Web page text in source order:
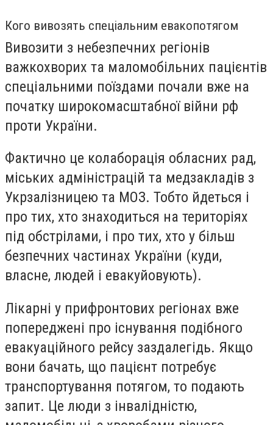
Кого вивозять спеціальним евакопотягом
Вивозити з небезпечних регіонів
важкохворих та маломобільних пацієнтів
спеціальними поїздами почали вже на
початку широкомасштабної війни рф
проти України.
Фактично це колаборація обласних рад,
міських адміністрацій та медзакладів з
Укрзалізницею та МОЗ. Тобто йдеться і
про тих, хто знаходиться на територіях
під обстрілами, і про тих, хто у більш
безпечних частинах України (куди,
власне, людей і евакуйовують).
Лікарні у прифронтових регіонах вже
попереджені про існування подібного
евакуаційного рейсу заздалегідь. Якщо
вони бачать, що пацієнт потребує
транспортування потягом, то подають
запит. Це люди з інвалідністю,